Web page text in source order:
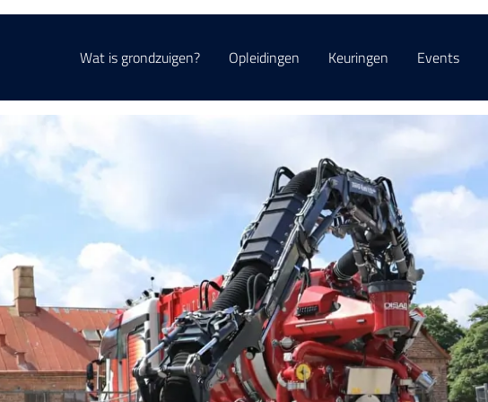
Wat is grondzuigen?
Opleidingen Keuringen Events